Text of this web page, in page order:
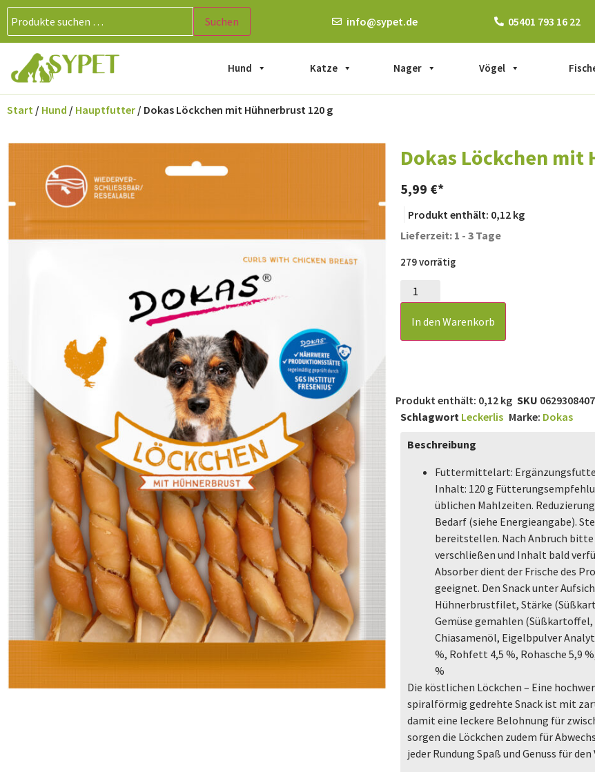
Suchen info@sypet.de 05401 793 16 22
Hund Katze Nager Vögel
Start / Hund / Hauptfutter / Dokas Löckchen mit Hühnerbrust 120 g
Dokas Löckchen mit
5,99 €
Produkt enthält: 0,12 kg
Lieferzeit: 1 - 3 Tage
279 vorrätig
In den Warenkorb
Produkt enthält: 0,12 kg SKU 0629308407
Schlagwort Leckerlis Marke: Dokas
Beschreibung
Futtermittelart:
Inhalt: 120 g
üblichen Mahlzeiten.
Bedarf (siehe Energieangabe).
bereitstellen. Nach Anbruch
verschließen und Inhalt bald
Absorber dient der Frische des
geeignet. Den Snack unter
Hühnerbrustfilet, Stärke
Gemüse gemahlen
Chiasamenöl, Eigelbpulver
%, Rohfett 4,5 %, Rohasche 5,9
%
Die köstlichen Löckchen – Eine
spiralförmig gedrehte Snack ist mit
damit eine leckere Belohnung für
sorgen die Löckchen zudem für
jeder Rundung Spaß und Genuss für den